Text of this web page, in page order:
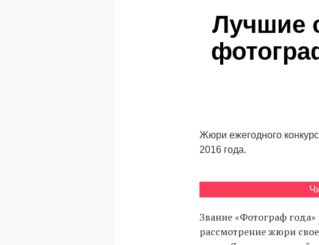
Лучшие
Жюри ежегодного
2016 года.
Звание «Фотограф года»
рассмотрение жюри